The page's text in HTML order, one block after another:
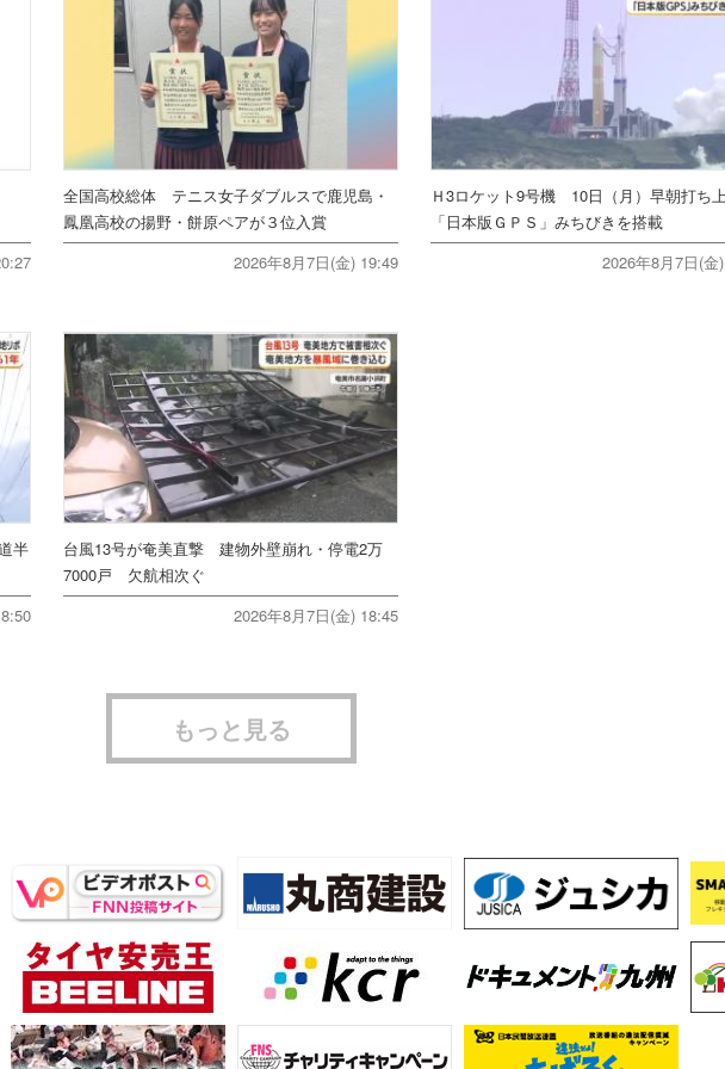
全国高校総体 テニス女子ダブルスで鹿児島・
鳳凰高校の揚野・餅原ペアが３位入賞
2026年8月7日(金) 19:49
Ｈ3ロケット9号機 10日（月）早朝打
「日本版ＧＰＳ」みちびきを搭載
2026年8月7日(金
半
台風13号が奄美直撃 建物外壁崩れ・停電2万
7000戸 欠航相次ぐ
2026年8月7日(金) 18:45
もっと見る